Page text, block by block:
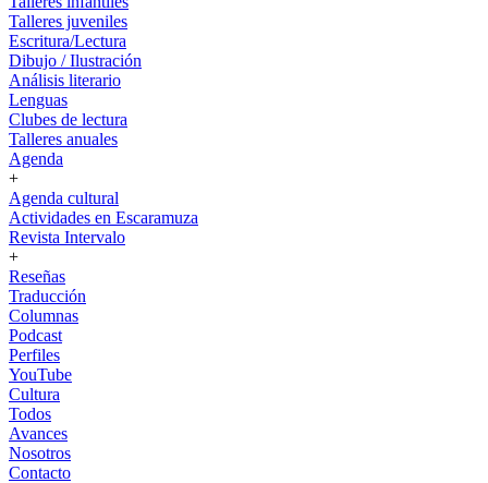
Talleres juveniles
Escritura/Lectura
Dibujo / Ilustración
Análisis literario
Lenguas
Clubes de lectura
Talleres anuales
Agenda
+
Agenda cultural
Actividades en Escaramuza
Revista Intervalo
+
Reseñas
Traducción
Columnas
Podcast
Perfiles
YouTube
Cultura
Todos
Avances
Nosotros
Contacto